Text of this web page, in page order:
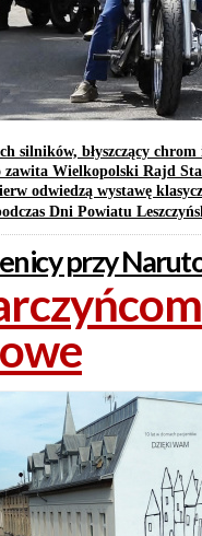
silników, błyszczący
zawita Wielkopolski Rajd
odwiedzą wystawę
Dni Powiatu
przy